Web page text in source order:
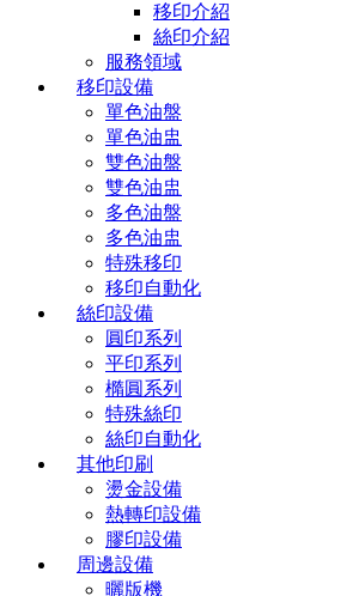
移印介紹
絲印介紹
服務領域
移印設備
單色油盤
單色油盅
雙色油盤
雙色油盅
多色油盤
多色油盅
特殊移印
移印自動化
絲印設備
圓印系列
平印系列
橢圓系列
特殊絲印
絲印自動化
其他印刷
燙金設備
熱轉印設備
膠印設備
周邊設備
曬版機